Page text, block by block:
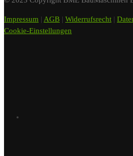
Impressum | AGB | Widerrufsrecht |
Cookie-Einstellungen